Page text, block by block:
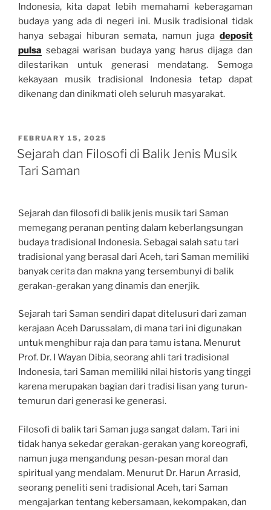
Indonesia, kita dapat lebih memahami keberagaman
budaya yang ada di negeri ini. Musik tradisional tidak
hanya sebagai hiburan semata, namun juga deposit
pulsa sebagai warisan budaya yang harus dijaga dan
dilestarikan untuk generasi mendatang. Semoga
kekayaan musik tradisional Indonesia tetap dapat
dikenang dan dinikmati oleh seluruh masyarakat.
POSTED
ON
FEBRUARY 15, 2025
Sejarah dan Filosofi di Balik Jenis Musik
Tari Saman
Sejarah dan filosofi di balik jenis musik tari Saman
memegang peranan penting dalam keberlangsungan
budaya tradisional Indonesia. Sebagai salah satu tari
tradisional yang berasal dari Aceh, tari Saman memiliki
banyak cerita dan makna yang tersembunyi di balik
gerakan-gerakan yang dinamis dan enerjik.
Sejarah tari Saman sendiri dapat ditelusuri dari zaman
kerajaan Aceh Darussalam, di mana tari ini digunakan
untuk menghibur raja dan para tamu istana. Menurut
Prof. Dr. I Wayan Dibia, seorang ahli tari tradisional
Indonesia, tari Saman memiliki nilai historis yang tinggi
karena merupakan bagian dari tradisi lisan yang turun-
temurun dari generasi ke generasi.
Filosofi di balik tari Saman juga sangat dalam. Tari ini
tidak hanya sekedar gerakan-gerakan yang koreografi,
namun juga mengandung pesan-pesan moral dan
spiritual yang mendalam. Menurut Dr. Harun Arrasid,
seorang peneliti seni tradisional Aceh, tari Saman
mengajarkan tentang kebersamaan, kekompakan, dan